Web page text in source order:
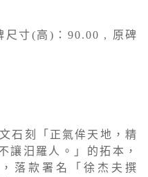
尺寸(高)：90.00 , 原碑
石刻「正氣侔天地，精
讓汨羅人。」的拓本，
落款署名「徐杰夫撰